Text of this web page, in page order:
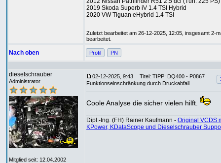
2019 Skoda Superb iV 1.4 TSI Hybrid
2020 VW Tiguan eHybrid 1.4 TSI
Zuletzt bearbeitet am 26-12-2025, 12:05, insgesamt 2-
bearbeitet.
Nach oben Profil PN
dieselschrauber
Administrator
Mitglied seit: 12.04.2002
02-12-2025, 9:43
Titel: TIPP: DQ400 - P0867
Funktionseinschränkung durch Druckabfall
Coole Analyse die sicher vielen hilft.
Dipl.-Ing. (FH) Rainer Kaufmann - Original VCDS
KPower, KDataScope und Dieselschrauber